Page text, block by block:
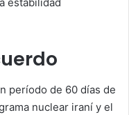
período de 60 días de
nuclear iraní y el